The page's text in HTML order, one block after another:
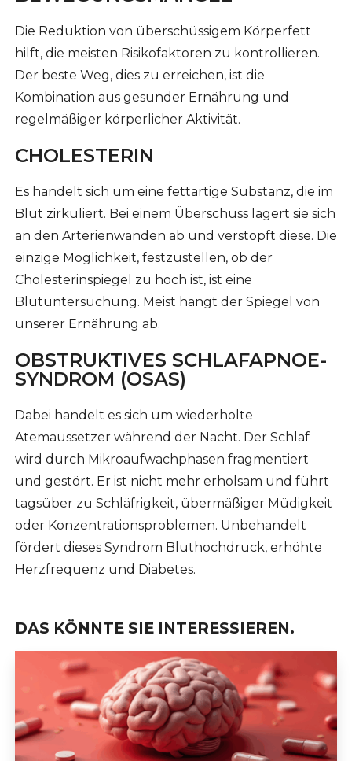
Die Reduktion von überschüssigem Körperfett
hilft, die meisten Risikofaktoren zu kontrollieren.
Der beste Weg, dies zu erreichen, ist die
Kombination aus gesunder Ernährung und
regelmäßiger körperlicher Aktivität.
CHOLESTERIN
Es handelt sich um eine fettartige Substanz, die im
Blut zirkuliert. Bei einem Überschuss lagert sie sich
an den Arterienwänden ab und verstopft diese. Die
einzige Möglichkeit, festzustellen, ob der
Cholesterinspiegel zu hoch ist, ist eine
Blutuntersuchung. Meist hängt der Spiegel von
unserer Ernährung ab.
OBSTRUKTIVES SCHLAFAPNOE-
SYNDROM (OSAS)
Dabei handelt es sich um wiederholte
Atemaussetzer während der Nacht. Der Schlaf
wird durch Mikroaufwachphasen fragmentiert
und gestört. Er ist nicht mehr erholsam und führt
tagsüber zu Schläfrigkeit, übermäßiger Müdigkeit
oder Konzentrationsproblemen. Unbehandelt
fördert dieses Syndrom Bluthochdruck, erhöhte
Herzfrequenz und Diabetes.
DAS KÖNNTE SIE INTERESSIEREN.